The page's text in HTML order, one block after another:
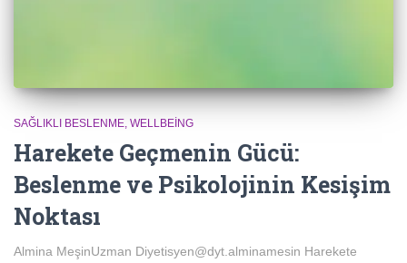
SAĞLIKLI BESLENME WELLBEING
Harekete Geçmenin Gücü:
Beslenme ve Psikolojinin Kesişim
Noktası
Almina MeşinUzman Diyetisyen@dyt.alminamesin Harekete